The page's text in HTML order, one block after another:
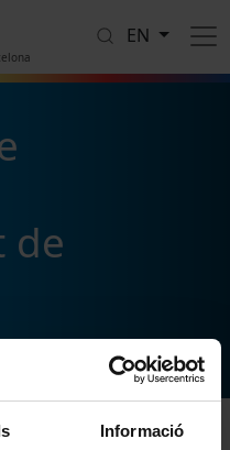
Informació
EN
de